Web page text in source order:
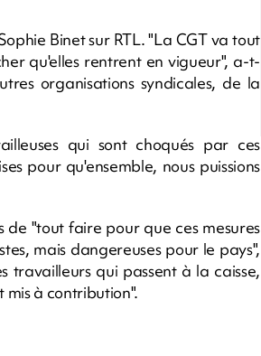
Binet sur RTL. "La CGT va tout
qu'elles rentrent en vigueur", a-t-
organisations syndicales, de la
qui sont choqués par ces
pour qu'ensemble, nous puissions
"tout faire pour que ces mesures
mais dangereuses pour le pays",
travailleurs qui passent à la caisse,
mis à contribution".